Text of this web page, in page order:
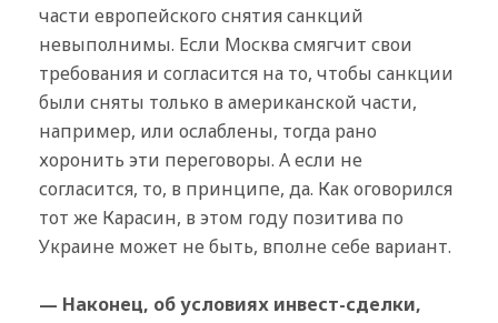
части европейского снятия санкций
невыполнимы. Если Москва смягчит свои
требования и согласится на то, чтобы санкции
были сняты только в американской части,
например, или ослаблены, тогда рано
хоронить эти переговоры. А если не
согласится, то, в принципе, да. Как оговорился
тот же Карасин, в этом году позитива по
Украине может не быть, вполне себе вариант.
— Наконец, об условиях инвест-сделки,